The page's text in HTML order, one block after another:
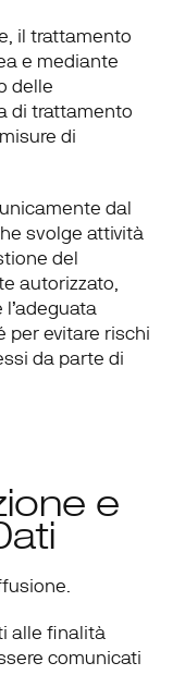
il trattamento
e mediante
delle
di trattamento
di
dal
svolge attività
del
autorizzato,
per evitare rischi
da parte di
e
alle finalità
comunicati